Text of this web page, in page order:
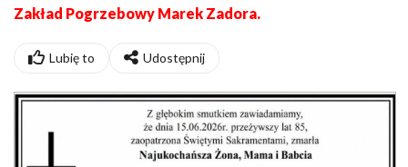
Zakład Pogrzebowy Marek Zadora.
Lubię to Udostępnij